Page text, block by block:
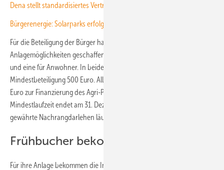
Dena stellt standardisiertes Vertragsmuster für virtuelle PPA bereit
Bürgerenergie: Solarparks erfolgreich finanzieren
Für die Beteiligung der Bürger hat Next2Sun zwei verschiedene
Anlagemöglichkeiten geschaffen: eine für nichtregionale Investoren
und eine für Anwohner. In beiden Fällen beträgt die
Mindestbeteiligung 500 Euro. Alle Investoren können maximal 25.000
Euro zur Finanzierung des Agri-PV-Parks beitragen. Die
Mindestlaufzeit endet am 31. Dezember 2032. Das von den Anlegern
gewährte Nachrangdarlehen läuft bis maximal 31. Dezember 2046.
Frühbucher bekommen Bonus
Für ihre Anlage bekommen die Investoren einen Zinssatz von 4,5